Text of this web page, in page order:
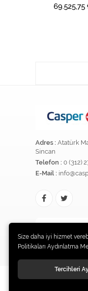
69.525,75
Adres : Atatürk
Sincan
Telefon : 0 (312)
E-Mail :
Size daha iyi hizmet
Politikaları Aydınlatma
Tercihleri